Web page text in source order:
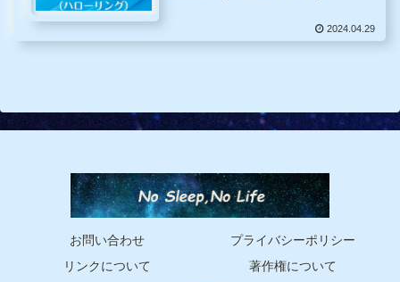
2024.04.29
お問い合わせ
プライバシーポリシー
リンクについて
著作権について